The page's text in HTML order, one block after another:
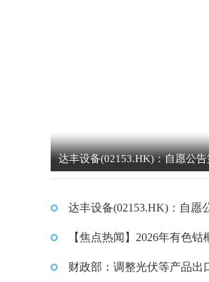
达丰设备(02153.HK)：自愿公
达丰设备(02153.HK)：自愿
业票据内容摘要
【焦点热闻】2026年有色
（2026/1/9）
财政部：调整光伏等产品出